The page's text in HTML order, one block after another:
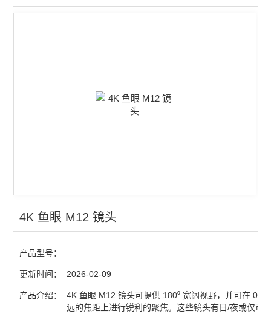
查看全部 >>
4K 鱼眼 M12 镜头
产品型号：
更新时间： 2026-02-09
产品介绍：
4K 鱼眼 M12 镜头可提供 180⁰ 宽阔视野，并可在
远的焦距上进行锐利的聚焦。这些镜头有日/夜或仅可